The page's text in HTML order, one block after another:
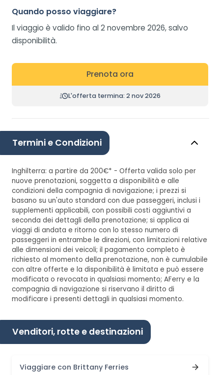
Quando posso viaggiare?
Il viaggio è valido fino al 2 novembre 2026, salvo
disponibilità.
Prenota ora
L'offerta termina: 2 nov 2026
Termini e Condizioni
Inghilterra: a partire da 200€* - Offerta valida solo per
nuove prenotazioni, soggetta a disponibilità e alle
condizioni della compagnia di navigazione; i prezzi si
basano su un'auto standard con due passeggeri, inclusi i
supplementi applicabili, con possibili costi aggiuntivi a
seconda dei dettagli della prenotazione; si applica ai
viaggi di andata e ritorno con lo stesso numero di
passeggeri in entrambe le direzioni, con limitazioni relative
alle dimensioni dei veicoli; il pagamento completo è
richiesto al momento della prenotazione, non è cumulabile
con altre offerte e la disponibilità è limitata e può essere
modificata o revocata in qualsiasi momento; AFerry e la
compagnia di navigazione si riservano il diritto di
modificare i presenti dettagli in qualsiasi momento.
Venditori, rotte e destinazioni
Viaggiare con Brittany Ferries